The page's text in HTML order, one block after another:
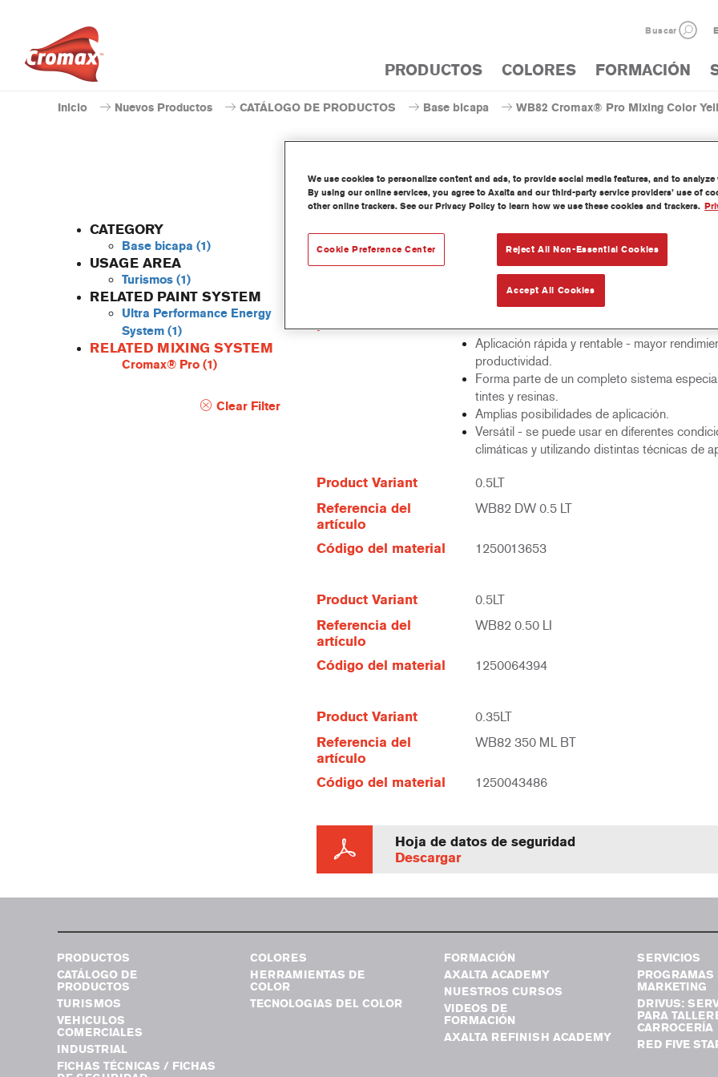
Buscar
PRODUCTOS COLORES FORMACIÓN
Inicio Nuevos Productos CATÁLOGO DE PRODUCTOS Base bicapa WB82 Cromax® Pro Mixing Color
CATEGORY
Base bicapa (1)
USAGE AREA
Turismos (1)
RELATED PAINT SYSTEM
Ultra Performance Energy
System (1)
RELATED MIXING SYSTEM
Cromax® Pro (1)
Clear Filter
WB82 Cromax® Pro Mixing
Excelente cubrición con una excepcional
color.
Aplicación rápida y rentable - mayor
productividad.
Forma parte de un completo sistema
tintes y resinas.
Amplias posibilidades de aplicación.
Versátil - se puede usar en diferentes
climáticas y utilizando distintas técnicas de
Product Variant 0.5LT
Referencia del
artículo
WB82 DW 0.5 LT
Código del material 1250013653
Product Variant 0.5LT
Referencia del
artículo
WB82 0.50 LI
Código del material 1250064394
Product Variant 0.35LT
Referencia del
artículo
WB82 350 ML BT
Código del material 1250043486
Hoja de datos de seguridad
Descargar
PRODUCTOS
CATÁLOGO DE
PRODUCTOS
TURISMOS
VEHICULOS
COMERCIALES
INDUSTRIAL
FICHAS TÉCNICAS / FICHAS
COLORES
HERRAMIENTAS DE
COLOR
TECNOLOGIAS DEL COLOR
FORMACIÓN
AXALTA ACADEMY
NUESTROS CURSOS
VIDEOS DE
FORMACIÓN
AXALTA REFINISH ACADEMY
SERVICIOS
PROGRAMAS
MARKETING
DRIVUS:
PARA
CARROCERÍA
RED FIVE
We use cookies to personalize content and ads, to provide social media features, and to
By using our online services, you agree to Axalta and our third-party service providers’ use of
other online trackers. See our Privacy Policy to learn how we use these cookies and trackers.
Reject All Non-Essential Cookies
Accept All Cookies
Cookie Preference Center